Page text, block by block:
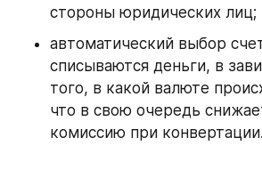
стороны юридических лиц;
автоматический выбор
списываются деньги, в
того, в какой валюте
что в свою очередь
комиссию при конвертации.